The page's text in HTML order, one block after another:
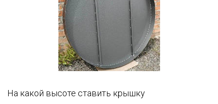
На какой высоте ставить крышку